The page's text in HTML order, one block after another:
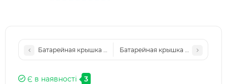
Батарейная крышка для Huawei P40 Lite, розовая
Батарейная крышка для Huawei
Є в наявності 3